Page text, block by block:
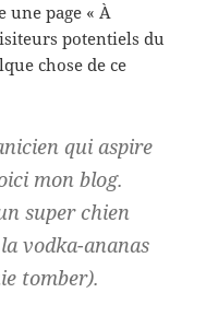
une page « À
potentiels du
chose de ce
qui aspire
mon blog.
super chien
vodka-ananas
tomber).